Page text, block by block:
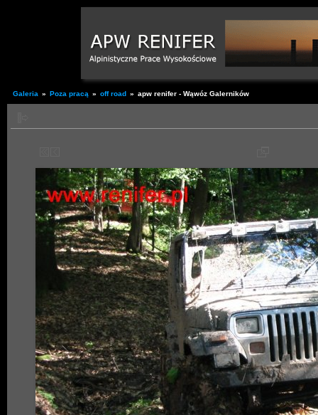
Galeria » Poza pracą » off road » apw renifer - Wąwóz Galerników